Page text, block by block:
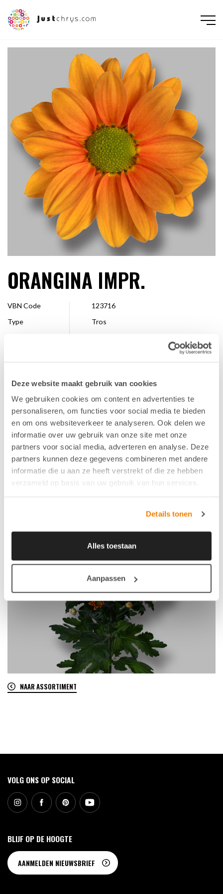
Deze website maakt gebruik van cookies
We gebruiken cookies om content en advertenties te
personaliseren, om functies voor social media te bieden
en om ons websiteverkeer te analyseren. Ook delen we
informatie over uw gebruik van onze site met onze
partners voor social media, adverteren en analyse. Deze
partners kunnen deze gegevens combineren met andere
informatie die u aan ze heeft verstrekt of die ze hebben
verzameld op basis van uw gebruik van hun services.
Details tonen
Alles toestaan
Aanpassen
NEDERLANDS DEUTSCH FRANÇAIS РУССКИЙ
ORANGINA IMPR.
VBN Code
123716
Type
Tros
Veredelaar
Dümmen Orange
Verkrijgbaar
Hele seizoen
FAVORIET
NAAR ASSORTIMENT
VOLG ONS OP SOCIAL
BLIJF OP DE HOOGTE
AANMELDEN NIEUWSBRIEF